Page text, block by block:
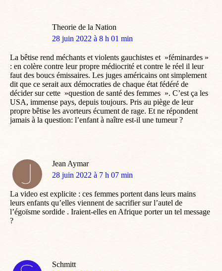
Theorie de la Nation
dit
28 juin 2022 à 8 h 01 min
La bêtise rend méchants et violents gauchistes et »féminardes »
: en colère contre leur propre médiocrité et contre le réel il leur
faut des boucs émissaires. Les juges américains ont simplement
dit que ce serait aux démocraties de chaque état fédéré de
décider sur cette »question de santé des femmes ». C’est ça les
USA, immense pays, depuis toujours. Pris au piège de leur
propre bêtise les avorteurs écument de rage. Et ne répondent
jamais à la question: l’enfant à naître est-il une tumeur ?
Jean Aymar
dit
28 juin 2022 à 7 h 07 min
La video est explicite : ces femmes portent dans leurs mains
leurs enfants qu’elles viennent de sacrifier sur l’autel de
l’égoïsme sordide . Iraient-elles en Afrique porter un tel message
?
Schmitt